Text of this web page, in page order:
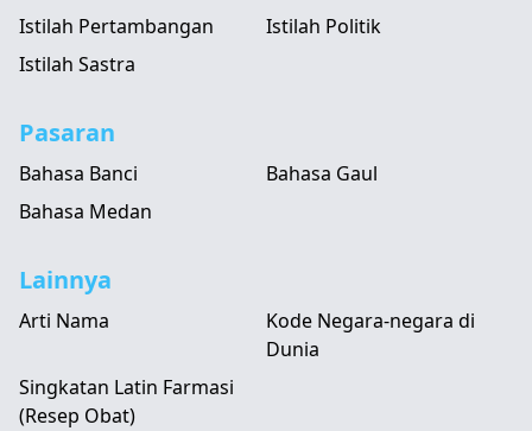
Istilah Pertambangan
Istilah Politik
Istilah Sastra
Pasaran
Bahasa Banci
Bahasa Gaul
Bahasa Medan
Lainnya
Arti Nama
Kode Negara-negara di
Dunia
Singkatan Latin Farmasi
(Resep Obat)